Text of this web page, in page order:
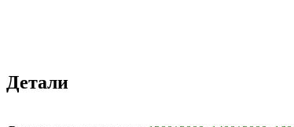
Детали